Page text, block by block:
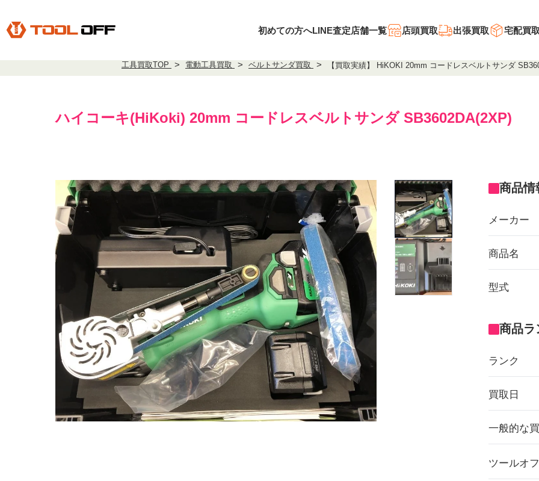
初めての方へLINE査定店舗一覧 店頭買取 出張買取 宅配買取
工具買取TOP 電動工具買取 ベルトサンダ買取 【買取実績】 HiKOKI 20mm コードレスベルトサンダ
ハイコーキ(HiKoki) 20mm コードレスベルトサンダ SB3602DA(2XP)
商品情
メーカー
商品名
型式
商品ラ
ランク
買取日
一般的な
ツールオ